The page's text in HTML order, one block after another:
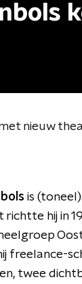
nieuw
is
richtte hij in
freelance-
twee